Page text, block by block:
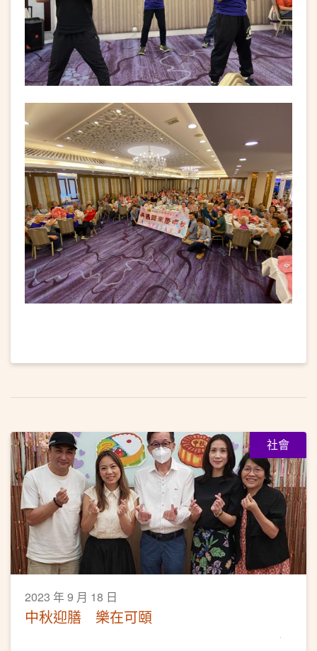
社會
2023 年 9 月 18 日
中秋迎膳 樂在可頤